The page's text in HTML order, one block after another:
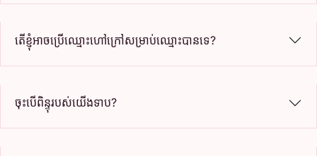
តើខ្ញុំអាចប្រើឈ្មោះហៅក្រៅសម្រាប់ឈ្មោះបានទេ?
ចុះបើពិន្ទុរបស់យើងទាប?